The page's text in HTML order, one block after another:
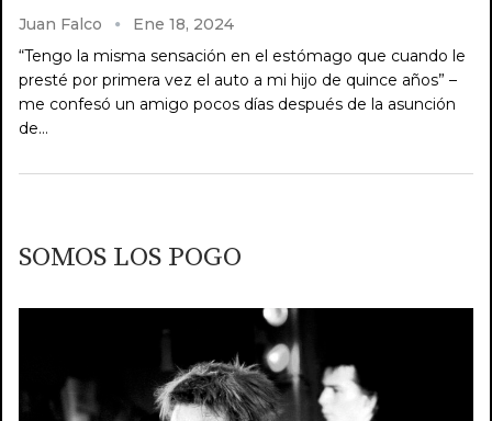
Juan Falco
Ene 18, 2024
“Tengo la misma sensación en el estómago que cuando le
presté por primera vez el auto a mi hijo de quince años” –
me confesó un amigo pocos días después de la asunción
de…
SOMOS LOS POGO